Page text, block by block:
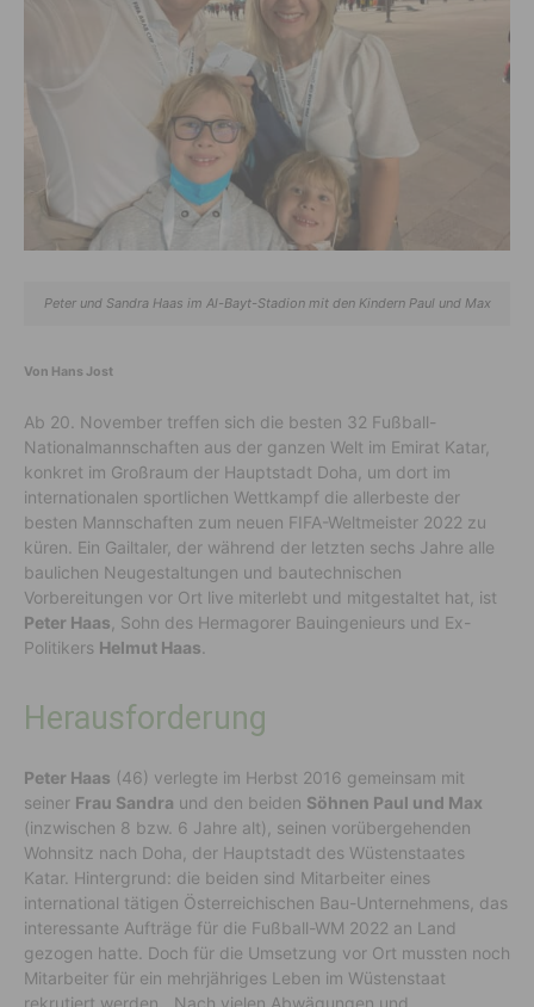
Peter und Sandra Haas im Al-Bayt-Stadion mit den Kindern Paul und Max
Von Hans Jost
Ab 20. November treffen sich die besten 32 Fußball-
Nationalmannschaften aus der ganzen Welt im Emirat Katar,
konkret im Großraum der Hauptstadt Doha, um dort im
internationalen sportlichen Wettkampf die allerbeste der
besten Mannschaften zum neuen FIFA-Weltmeister 2022 zu
küren. Ein Gailtaler, der während der letzten sechs Jahre alle
baulichen Neugestaltungen und bautechnischen
Vorbereitungen vor Ort live miterlebt und mitgestaltet hat, ist
Peter Haas , Sohn des Hermagorer Bauingenieurs und Ex-
Politikers Helmut Haas
Herausforderung
Peter Haas (46) verlegte im Herbst 2016 gemeinsam mit
seiner Frau Sandra und den beiden Söhnen Paul und Max
(inzwischen 8 bzw. 6 Jahre alt), seinen vorübergehenden
Wohnsitz nach Doha, der Hauptstadt des Wüstenstaates
Katar. Hintergrund: die beiden sind Mitarbeiter eines
international tätigen Österreichischen Bau-Unternehmens, das
interessante Aufträge für die Fußball-WM 2022 an Land
gezogen hatte. Doch für die Umsetzung vor Ort mussten noch
Mitarbeiter für ein mehrjähriges Leben im Wüstenstaat
rekrutiert werden. „Nach vielen Abwägungen und